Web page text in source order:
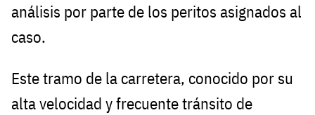
análisis por parte de los peritos asignados al
caso.
Este tramo de la carretera, conocido por su
alta velocidad y frecuente tránsito de